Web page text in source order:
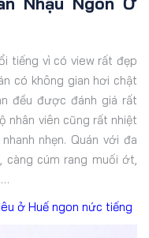
tiếng vì có view rất đẹp
có không gian hơi chật
đều được đánh giá rất
nhân viên cũng rất nhiệt
nhẹn. Quán với đa
càng cúm rang muối ớt,
ở Huế ngon nức tiếng